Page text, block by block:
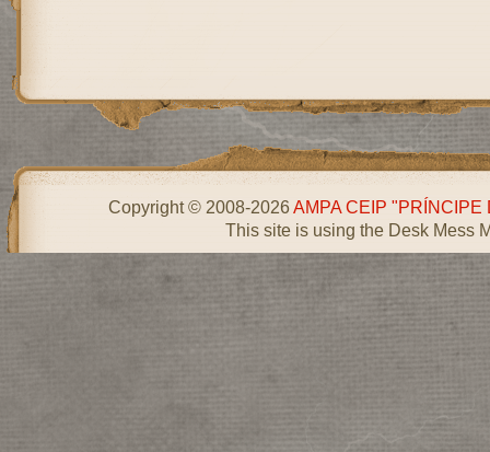
Copyright © 2008-2026AMPA CEIP "PRÍNCIPE
This site is using the Desk Mess